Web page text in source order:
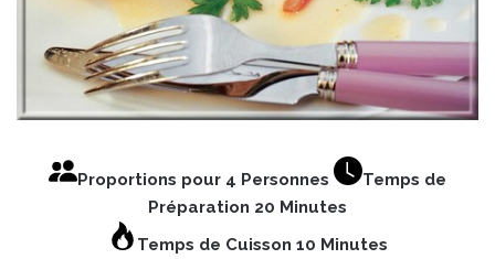
Proportions pour 4 Personnes
Temps de
Préparation 20 Minutes
Temps de Cuisson 10 Minutes